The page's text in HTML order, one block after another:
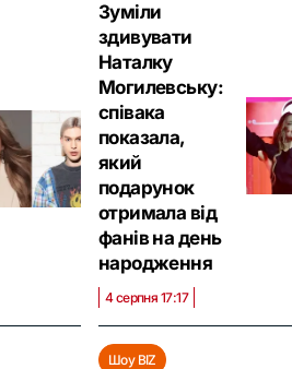
Зуміли
здивувати
Наталку
Могилевську:
співака
показала,
який
подарунок
отримала від
фанів на день
народження
4 серпня 17:17
Шоу BIZ